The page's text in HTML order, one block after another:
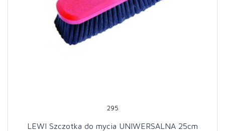
295
LEWI Szczotka do mycia UNIWERSALNA 25cm